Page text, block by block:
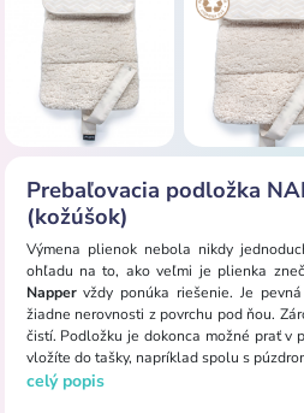
Prebaľovacia podložka
(kožúšok)
Výmena plienok nebola nikdy
ohľadu na to, ako veľmi je plienka
Nappervždy ponúka riešenie. Je
žiadne nerovnosti z povrchu pod ňou.
čistí. Podložku je dokonca možné prať v
vložíte do tašky, napríklad spolu s
celý popis